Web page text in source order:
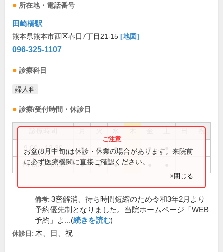
所在地・電話番号
田崎橋駅
熊本県熊本市西区春日7丁目21-15 [地図]
096-325-1107
診療科目
婦人科
診療/受付時間・休診日
祝
9:00～12:30 ● ● ● ●
14:00～18:00 ● ● ●
お盆(8月中旬)は休診・休業の場合があります。来院前
に必ず医療機関に直接ご確認ください。
×閉じる
備考: 3密解消、待ち時間短縮のため令和3年2月より
予約優先制となりました。当院ホームページ「WEB
予約」よ...(続きを読む)
休診日: 木、日、祝